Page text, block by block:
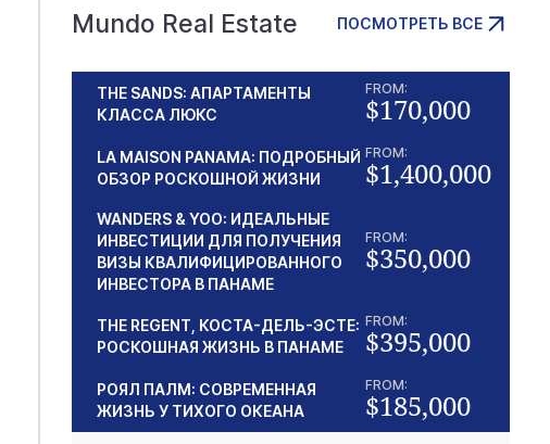
Mundo Real Estate ПОСМОТРЕТЬ ВСЕ
THE SANDS: АПАРТАМЕНТЫ
КЛАССА ЛЮКС
FROM:
$170,000
LA MAISON PANAMA: ПОДРОБНЫЙ
ОБЗОР РОСКОШНОЙ ЖИЗНИ
FROM:
$1,400,000
WANDERS & YOO: ИДЕАЛЬНЫЕ
ИНВЕСТИЦИИ ДЛЯ ПОЛУЧЕНИЯ
ВИЗЫ КВАЛИФИЦИРОВАННОГО
ИНВЕСТОРА В ПАНАМЕ
FROM:
$350,000
THE REGENT, КОСТА-ДЕЛЬ-ЭСТЕ:
РОСКОШНАЯ ЖИЗНЬ В ПАНАМЕ
FROM:
$395,000
РОЯЛ ПАЛМ: СОВРЕМЕННАЯ
ЖИЗНЬ У ТИХОГО ОКЕАНА
FROM:
$185,000